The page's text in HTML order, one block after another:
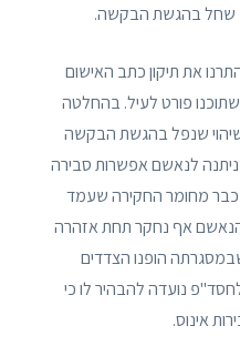
שחל בהגשת הבקשה.
בה התרנו את תיקון כתב האישום
פורט לעיל. בהחלטה
שנפל בהגשת הבקשה
לנאשם אפשרות סבירה
כבר מחומר החקירה שעמד
אף נחקר תחת אזהרה
הופנו הצדדים
של שימוש בסעיף 184לחסד"פ נועדה להבהיר לו כי
אינוס.